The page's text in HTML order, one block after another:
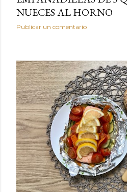
NUECES AL HORNO
Publicar un comentario